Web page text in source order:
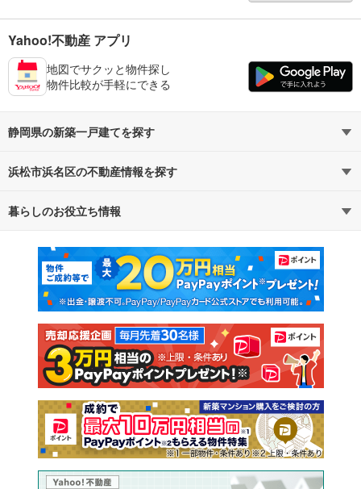
Yahoo!不動産 アプリ
地図でサクッと物件探し
物件比較が手軽にできる
静岡県の新築一戸建てを探す
路線・駅から探す
通勤・通学時間から探す
浜松市浜名区の不動産情報を探す
不動産・住宅
新築マンション 中古マンション
新築一戸建て 中古一戸建て
注文住宅 土地
売却査定
暮らしのお役立ち情報
マンションカタログ 教えて！住まいの先生